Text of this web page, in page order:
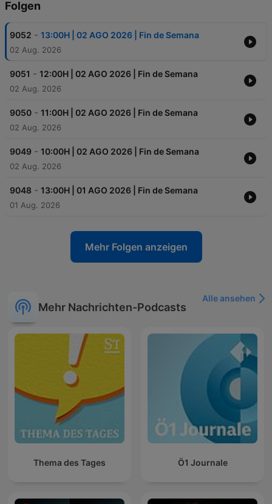
Folgen
9052 - 13:00H | 02 AGO 2026 | Fin de Semana
02 Aug. 2026
9051 - 12:00H | 02 AGO 2026 | Fin de Semana
02 Aug. 2026
9050 - 11:00H | 02 AGO 2026 | Fin de Semana
02 Aug. 2026
9049 - 10:00H | 02 AGO 2026 | Fin de Semana
02 Aug. 2026
9048 - 13:00H | 01 AGO 2026 | Fin de Semana
01 Aug. 2026
Mehr Folgen anzeigen
Mehr Nachrichten-Podcasts
Alle ansehen
Thema des Tages Ö1 Journale